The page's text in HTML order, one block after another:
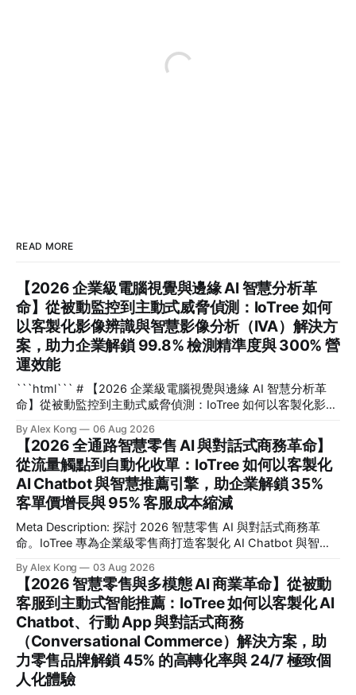
READ MORE
【2026 企業級電腦視覺與邊緣 AI 智慧分析革
命】從被動監控到主動式威脅偵測：IoTree 如何
以客製化影像辨識與智慧影像分析（IVA）解決方
案，助力企業解鎖 99.8% 檢測精準度與 300% 營
運效能
```html``` # 【2026 企業級電腦視覺與邊緣 AI 智慧分析革
命】從被動監控到主動式威脅偵測：IoTree 如何以客製化影像
檢測精準度與 300% 營運效能 在 2026 年的數位轉型浪潮
中，企業如何將海量無效的監控畫面轉化為即時決策資產？**
電腦視覺**（Computer Vision）與客製化**影像辨識
**（Image Recognition）技術與邊緣 AI（Edge AI）的深度結
合，正是幫助企業擺脫傳統被動監控、實現毫秒級主動式威脅
CTO、安全與營運總監，以及希望利用智慧影像提升效能的管
理者而寫。我們將深度解析 IoTree 如何透過尖端演算法與硬
體協同優化，協助企業在複雜的工業、商業與智慧園區場景
中，解鎖高達 99.8% 的檢測精準度，並實現 300% 的營運效
能躍升。
By Alex Kong 06 Aug 2026
【2026 全通路智慧零售 AI 與對話式商務革命】
從流量觸點到自動化收單：IoTree 如何以客製化
AI Chatbot 與智慧推薦引擎，助企業解鎖 35%
客單價增長與 95% 客服成本縮減
Meta Description: 探討 2026 智慧零售 AI 與對話式商務革
命。IoTree 專為企業級零售商打造客製化 AI Chatbot 與智慧
實現全通路自動化收單。 # 【2026 全通路智慧零售 AI 與對
話式商務革命】從流量觸點到自動化收單：IoTree 如何以客製
化 AI Chatbot 與智慧推薦引擎，助企業解鎖 35% 客單價增長
與 95% 客服成本縮減 💡 核心要點速覽 (Key Takeaways) * 🎯
核心解答：對話式商務如何幫助零售業進行 AI 轉型？透過將
AI 深度整合至全通路（Omnichannel），企業能將破碎的流量
觸點轉化為高轉化的雙向互動，實現從「主動搜尋」到「對話
即收單」的無縫體驗。
By Alex Kong 03 Aug 2026
【2026 智慧零售與多模態 AI 商業革命】從被動
客服到主動式智能推薦：IoTree 如何以客製化 AI
Chatbot、行動 App 與對話式商務
（Conversational Commerce）解決方案，助
力零售品牌解鎖 45% 的高轉化率與 24/7 極致個
人化體驗